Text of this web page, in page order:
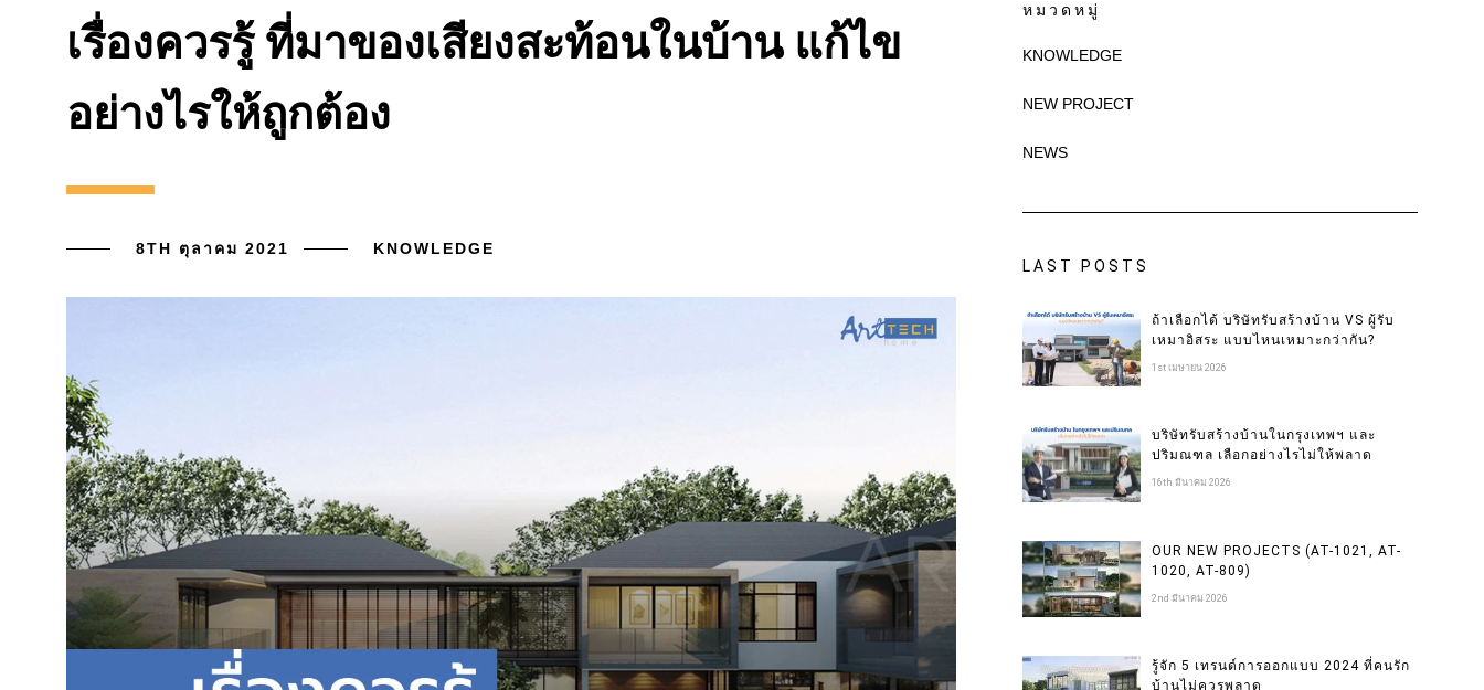
เรื่องควรรู้ ที่มาของเสียงสะท้อนในบ้าน แก้ไข
อย่างไรให้ถูกต้อง
8TH ตุลาคม 2021 KNOWLEDGE
หมวดหมู่
KNOWLEDGE
NEW PROJECT
NEWS
LAST POSTS
ถ้าเลือกได้ บริษัทรับสร้างบ้าน VS ผู้รับ
เหมาอิสระ แบบไหนเหมาะกว่ากัน?
1st เมษายน 2026
บริษัทรับสร้างบ้านในกรุงเทพฯ และ
ปริมณฑล เลือกอย่างไรไม่ให้พลาด
16th มีนาคม 2026
OUR NEW PROJECTS (AT-1021, AT-
1020, AT-809)
2nd มีนาคม 2026
รู้จัก 5 เทรนด์การออกแบบ 2024 ที่คนรัก
บ้านไม่ควรพลาด